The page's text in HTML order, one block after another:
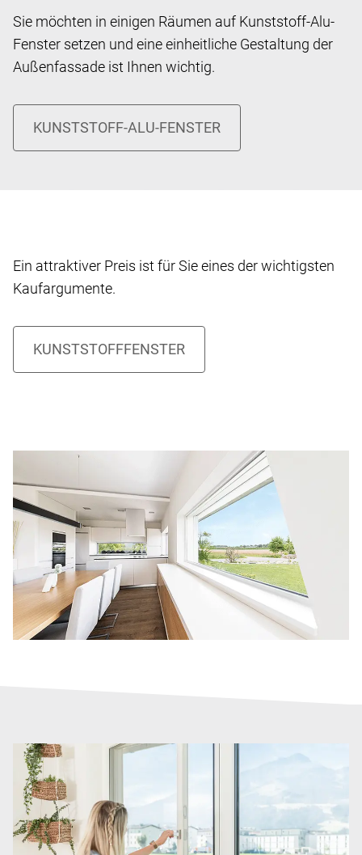
Sie möchten in einigen Räumen auf Kunststoff-Alu-
Fenster setzen und eine einheitliche Gestaltung der
Außenfassade ist Ihnen wichtig.
Ein attraktiver Preis ist für Sie eines der wichtigsten
Kaufargumente.